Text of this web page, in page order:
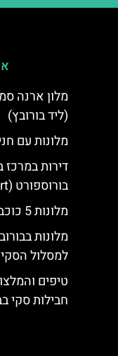
(ליד בורובץ)
מלונות עם
דירות במרכז
בורוספורט (Borosport)
מלונות 5 כוכבים בבורובץ
מלונות
למסלול הסקי
טיפים
חבילות סקי